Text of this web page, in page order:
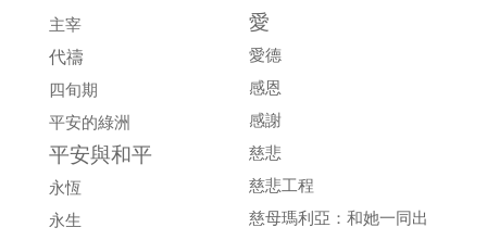
主宰
代禱
四旬期
平安的綠洲
平安與和平
永恆
永生
愛
愛德
感恩
感謝
慈悲
慈悲工程
慈母瑪利亞：和她一同出